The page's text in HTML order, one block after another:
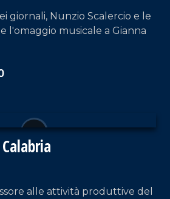
giornali, Nunzio Scalercio e le
l'omaggio musicale a Gianna
alle attività produttive del